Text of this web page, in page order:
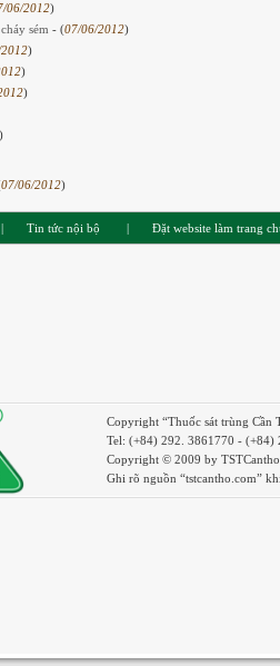
06/2012)
sém - (07/06/2012)
)
)
)
)
07/06/2012)
| Tin tức nội bộ | Đặt website làm trang
Copyright “Thuốc sát trùng Cần
Tel: (+84) 292. 3861770 - (+84)
Copyright © 2009 by
Ghi rõ nguồn “tstcantho.com”